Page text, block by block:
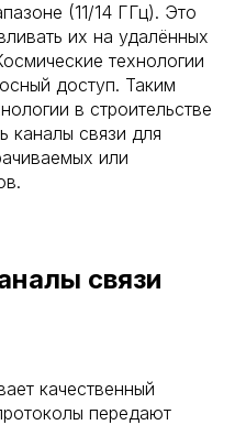
(11/14 ГГц). Это
их на удалённых
технологии
доступ. Таким
в строительстве
каналы связи для
или
связи
качественный
передают